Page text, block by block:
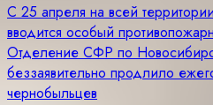
Навигация
по
записям
С 25 апреля на всей
вводится особый
Отделение СФР по
беззаявительно продлило
чернобыльцев